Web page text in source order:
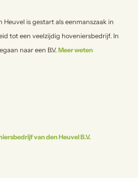
Heuvel is gestart als eenmanszaak in
tot een veelzijdig hoveniersbedrijf. In
naar een B.V. Meer weten
van den Heuvel B.V.